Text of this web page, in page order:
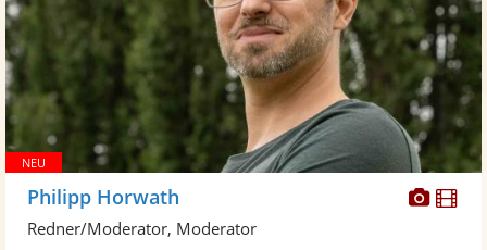
Philipp Horwath
Redner/Moderator, Moderator